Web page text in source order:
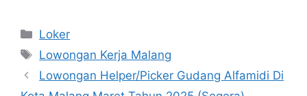
Kategori
Loker
Tag
Lowongan Kerja Malang
Lowongan Helper/Picker Gudang Alfamidi Di